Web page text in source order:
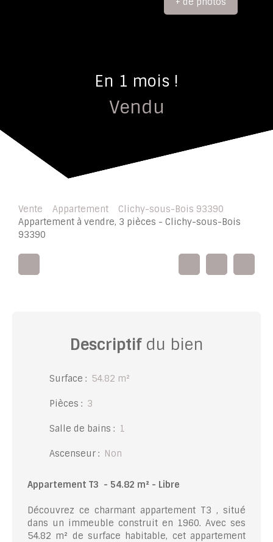
En 1 mois !
Vendu
Vente Appartement
Clichy-sous-Bois 93390
Appartement à vendre, 3 pièces - Clichy-sous-Bois
93390
Descriptifdu bien
Surface : 54.82 m²
Pièces : 3
Salle de bains : 1
Ascenseur : Non
Appartement T3 - 54.82 m² - Libre
Découvrez ce charmant appartement T3 , situé
dans un immeuble construit en 1960. Avec ses
54.82 m² de surface habitable, cet appartement